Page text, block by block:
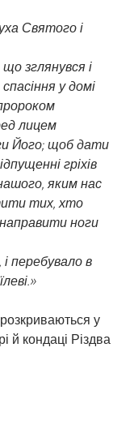
Святого і
зглянувся і
у домі
лицем
Його; щоб дати
гріхів
яким нас
тих, хто
ноги
перебувало в
у
й кондаці Різдва